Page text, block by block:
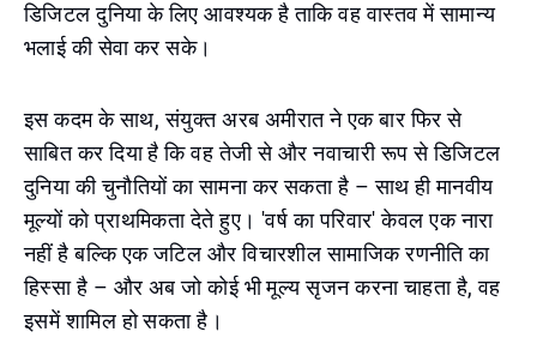
डिजिटल दुनिया के लिए आवश्यक है ताकि वह वास्तव में सामान्य
भलाई की सेवा कर सके।
इस कदम के साथ, संयुक्त अरब अमीरात ने एक बार फिर से
साबित कर दिया है कि वह तेजी से और नवाचारी रूप से डिजिटल
दुनिया की चुनौतियों का सामना कर सकता है – साथ ही मानवीय
मूल्यों को प्राथमिकता देते हुए। 'वर्ष का परिवार' केवल एक नारा
नहीं है बल्कि एक जटिल और विचारशील सामाजिक रणनीति का
हिस्सा है – और अब जो कोई भी मूल्य सृजन करना चाहता है, वह
इसमें शामिल हो सकता है।